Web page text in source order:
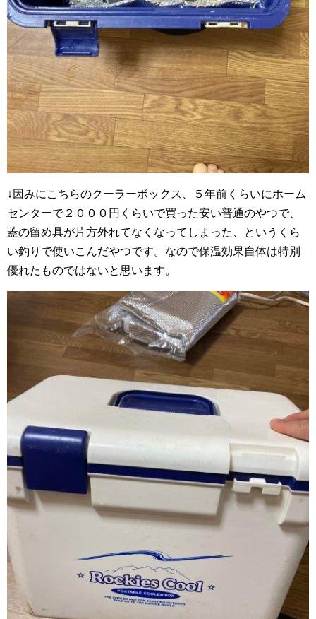
↓因みにこちらのクーラーボックス、５年前くらいにホーム
センターで２０００円くらいで買った安い普通のやつで、
蓋の留め具が片方外れてなくなってしまった、というくら
い釣りで使いこんだやつです。なので保温効果自体は特別
優れたものではないと思います。